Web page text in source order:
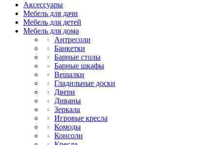
Аксессуары
Мебель для дачи
Мебель для детей
Мебель для дома
Антресоли
Банкетки
Барные столы
Барные шкафы
Вешалки
Гладильные доски
Двери
Диваны
Зеркала
Игровые кресла
Комоды
Консоли